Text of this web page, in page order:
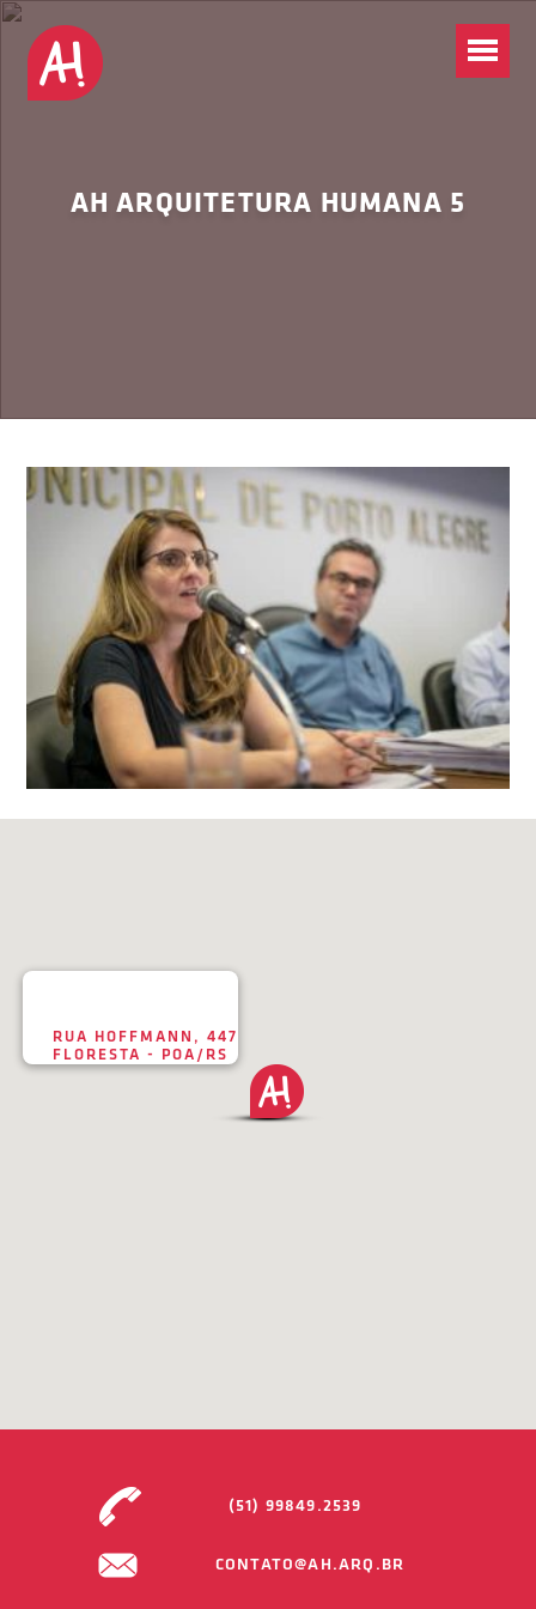
AH ARQUITETURA HUMANA 5
RUA HOFFMANN, 447
FLORESTA - POA/RS
(51) 99849.2539
CONTATO@AH.ARQ.BR